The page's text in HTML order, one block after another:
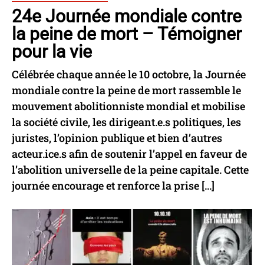
24e Journée mondiale contre
la peine de mort – Témoigner
pour la vie
Célébrée chaque année le 10 octobre, la Journée
mondiale contre la peine de mort rassemble le
mouvement abolitionniste mondial et mobilise
la société civile, les dirigeant.e.s politiques, les
juristes, l’opinion publique et bien d’autres
acteur.ice.s afin de soutenir l’appel en faveur de
l’abolition universelle de la peine capitale. Cette
journée encourage et renforce la prise […]